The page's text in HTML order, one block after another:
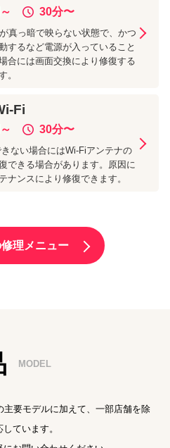
30分〜
真っ暗で映らない状態で、かつ
するなど電源が入っていること
合には画面交換により修復する
。
Fi
30分〜
ない場合にはWi-Fiアンテナの
できる場合があります。原因に
ナンスにより修復できます。
理メニュー
MODEL
要モデルに加えて、一部店舗を除
ています。